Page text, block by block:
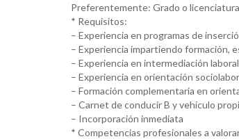
Preferentemente: Grado o
* Requisitos:
– Experiencia en programas de
– Experiencia impartiendo formación,
– Experiencia en intermediación
– Experiencia en orientación
– Formación complementaria en
– Carnet de conducir B y vehículo
– Incorporación inmediata
* Competencias profesionales a